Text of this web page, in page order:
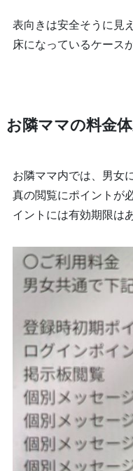
表向きは安全そうに見
床になっているケース
お隣ママの料金
お隣ママ内では、男女
真の閲覧にポイントが
イントには有効期限は